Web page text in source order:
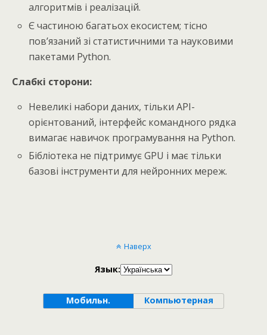
алгоритмів і реалізацій.
Є частиною багатьох екосистем; тісно
пов’язаний зі статистичними та науковими
пакетами Python.
Слабкі сторони:
Невеликі набори даних, тільки API-
орієнтований, інтерфейс командного рядка
вимагає навичок програмування на Python.
Бібліотека не підтримує GPU і має тільки
базові інструменти для нейронних мереж.
Наверх
Язык:
Мобильн. Компьютерная